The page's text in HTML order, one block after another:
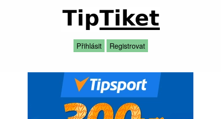
Přihlásit Registrovat